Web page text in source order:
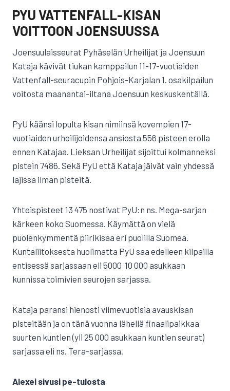
PYU VATTENFALL-KISAN
VOITTOON JOENSUUSSA
Joensuulaisseurat Pyhäselän Urheilijat ja Joensuun
Kataja kävivät tiukan kamppailun 11-17-vuotiaiden
Vattenfall-seuracupin Pohjois-Karjalan 1. osakilpailun
voitosta maanantai-iltana Joensuun keskuskentällä.
PyU käänsi lopulta kisan nimiinsä kovempien 17-
vuotiaiden urheilijoidensa ansiosta 556 pisteen erolla
ennen Katajaa. Lieksan Urheilijat sijoittui kolmanneksi
pistein 7486. Sekä PyU että Kataja jäivät vain yhdessä
lajissa ilman pisteitä.
Yhteispisteet 13 475 nostivat PyU:n ns. Mega-sarjan
kärkeen koko Suomessa. Käymättä on vielä
puolenkymmentä piirikisaa eri puolilla Suomea.
Kuntaliitoksesta huolimatta PyU saa edelleen kilpailla
entisessä sarjassaan eli 5000  10 000 asukkaan
kunnissa toimivien seurojen sarjassa.
Kataja paransi hienosti viimevuotisia avauskisan
pisteitään ja on tänä vuonna lähellä finaalipaikkaa
suurten kuntien (yli 25 000 asukkaan kuntien seurat)
sarjassa eli ns. Tera-sarjassa.
Alexei sivusi pe-tulosta